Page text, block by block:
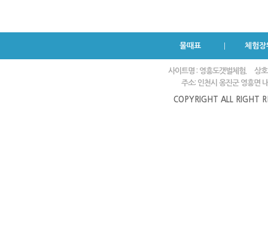
물때표 체험장
사이트명 : 영흥도갯벌체험.
상
주소: 인천시 옹진군 영흥면
COPYRIGHT ALL RIGHT